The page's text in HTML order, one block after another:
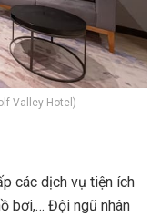
Valley Hotel)
các dịch vụ tiện ích
bơi,… Đội ngũ nhân